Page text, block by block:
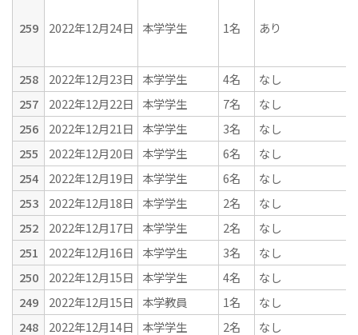
259 2022年12月24日 本学学生 1名 あり
258 2022年12月23日 本学学生 4名
なし
257
2022年12月22日 本学学生 7名
なし
256
2022年12月21日 本学学生 3名
なし
255
2022年12月20日 本学学生 6名
なし
254
2022年12月19日 本学学生 6名
なし
253
2022年12月18日 本学学生 2名
なし
252
2022年12月17日 本学学生 2名
なし
251
2022年12月16日 本学学生 3名
なし
250
2022年12月15日 本学学生 4名
なし
249
2022年12月15日 本学教員 1名
なし
248
2022年12月14日 本学学生 2名
なし